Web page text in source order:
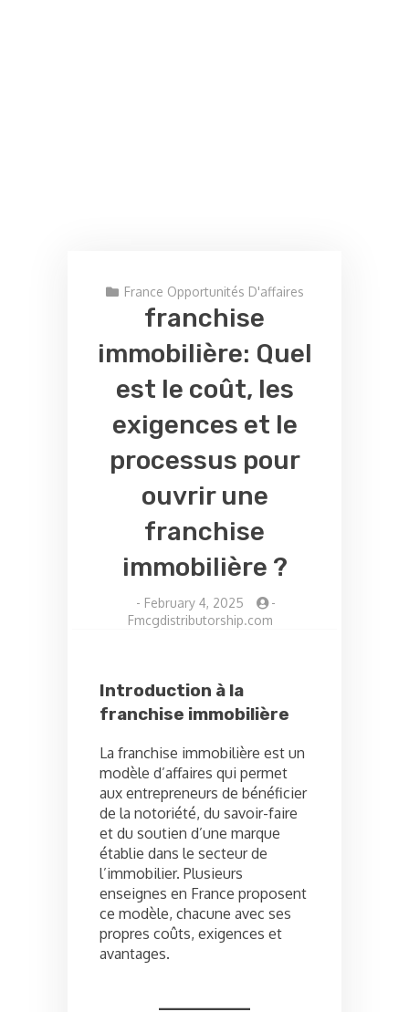
France Opportunités D'affaires
franchise
immobilière: Quel
est le coût, les
exigences et le
processus pour
ouvrir une
franchise
immobilière ?
- February 4, 2025
-
Fmcgdistributorship.com
Introduction à la
franchise immobilière
La franchise immobilière est un
modèle d’affaires qui permet
aux entrepreneurs de bénéficier
de la notoriété, du savoir-faire
et du soutien d’une marque
établie dans le secteur de
l’immobilier. Plusieurs
enseignes en France proposent
ce modèle, chacune avec ses
propres coûts, exigences et
avantages.